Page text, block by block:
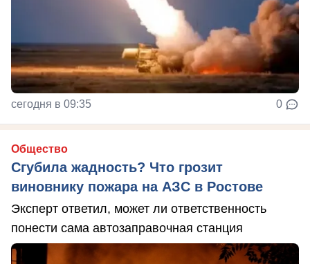
сегодня в 09:35 0
Общество
Сгубила жадность? Что грозит
виновнику пожара на АЗС в Ростове
Эксперт ответил, может ли ответственность
понести сама автозаправочная станция